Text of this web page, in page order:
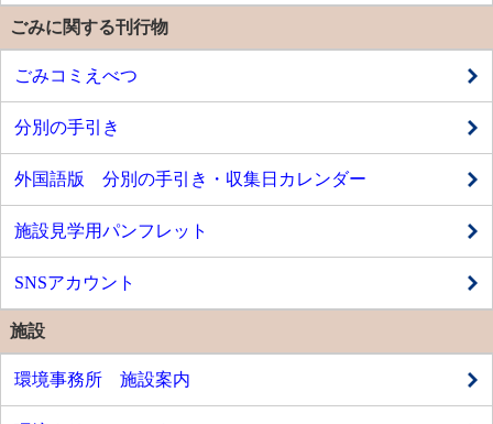
ごみに関する刊行物
ごみコミえべつ
分別の手引き
外国語版 分別の手引き・収集日カレンダー
施設見学用パンフレット
SNSアカウント
施設
環境事務所 施設案内